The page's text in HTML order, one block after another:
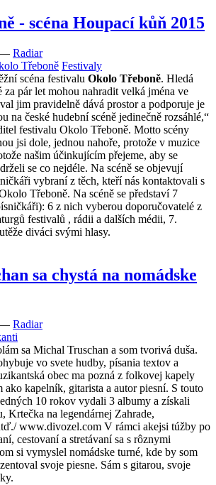
- scéna Houpací kůň 2015
Radiar
Třeboně Festivaly
scéna festivalu Okolo Třeboně. Hledá
za pár let mohou nahradit velká jména ve
jim pravidelně dává prostor a podporuje je
na české hudební scéně jedinečně rozsáhlé,“
festivalu Okolo Třeboně. Motto scény
jsi dole, jednou nahoře, protože v muzice
našim účinkujícím přejeme, aby se
se co nejdéle. Na scéně se objevují
vybraní z těch, kteří nás kontaktovali s
Třeboně. Na scéně se představí 7
6 z nich vyberou doporučovatelé z
festivalů , rádii a dalších médii, 7.
diváci svými hlasy.
sa chystá na nomádske
Radiar
sa Michal Truschan a som tvorivá duša.
vo svete hudby, písania textov a
obec ma pozná z folkovej kapely
kapelník, gitarista a autor piesní. S touto
10 rokov vydali 3 albumy a získali
Krtečka na legendárnej Zahrade,
www.divozel.com V rámci akejsi túžby po
cestovaní a stretávaní sa s rôznymi
si vymyslel nomádske turné, kde by som
svoje piesne. Sám s gitarou, svoje